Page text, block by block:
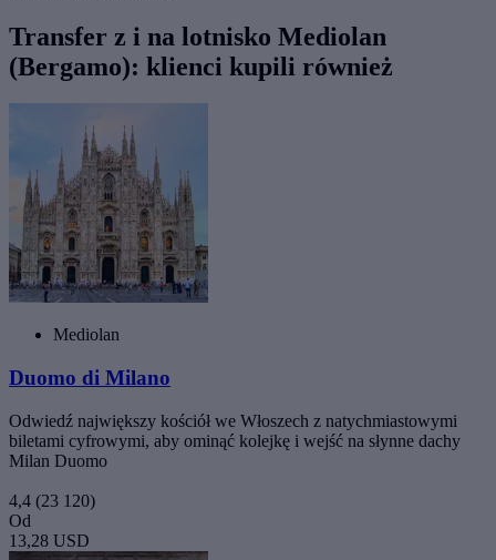
Transfer z i na lotnisko Mediolan
(Bergamo): klienci kupili również
Mediolan
Duomo di Milano
Odwiedź największy kościół we Włoszech z natychmiastowymi
biletami cyfrowymi, aby ominąć kolejkę i wejść na słynne dachy
Milan Duomo
4,4 (23 120)
Od
13,28 USD